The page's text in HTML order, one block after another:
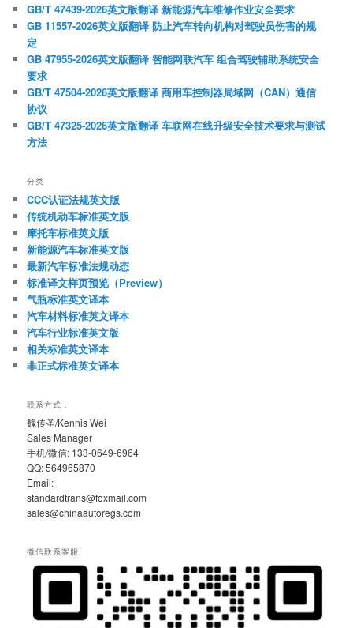
GB/T 47439-2026英文版翻译 新能源汽车维修作业安全要求
GB 11557-2026英文版翻译 防止汽车转向机构对驾驶员伤害的规
定
GB 47955-2026英文版翻译 智能网联汽车 组合驾驶辅助系统安全
要求
GB/T 47504-2026英文版翻译 商用车控制器局域网（CAN）通信
协议
GB/T 47325-2026英文版翻译 车联网在线升级安全技术要求与测试
方法
分类
CCC认证法规英文版
传统机动车标准英文版
摩托车标准英文版
新能源汽车标准英文版
最新汽车标准法规动态
标准译文样页预览（Preview）
气瓶标准英文译本
汽车材料标准英文译本
汽车行业标准英文版
相关标准英文译本
非正式标准英文译本
联系方式：
魏传圣/Kennis Wei
Sales Manager
手机/微信: 133-0649-6964
QQ: 564965870
Email:
standardtrans@foxmail.com
sales@chinaautoregs.com
微信联系客服